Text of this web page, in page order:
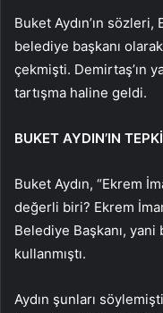
Buket Aydın’ın
belediye başkanı
çekmişti. Demirtaş’ın
tartışma haline geldi.
BUKET AYDIN’IN
Buket Aydın, “Ekrem
değerli biri? Ekrem
Belediye Başkanı,
kullanmıştı.
Aydın şunları